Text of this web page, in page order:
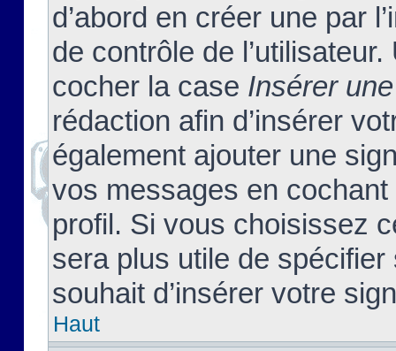
d’abord en créer une par
de contrôle de
cocher la case Insérer
rédaction afin d’insérer
également ajouter une
vos messages en
profil. Si vous choisissez
sera plus utile de
souhait d’insérer votre
Haut